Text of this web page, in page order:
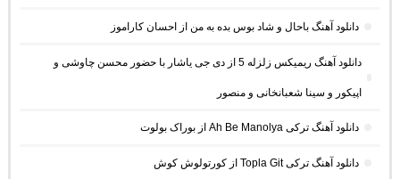
دانلود آهنگ باحال و شاد بوس بده به من از احسان کاراموز
دانلود آهنگ ریمیکس زلزله 5 از دی جی یاشار با حضور محسن چاوشی و
اپیکور و سینا شعبانخانی و منصور
دانلود آهنگ ترکی Ah Be Manolya از بوراک بولوت
دانلود آهنگ ترکی Topla Git از کورتولوش کوش